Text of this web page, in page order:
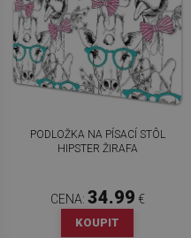
PODLOŽKA NA PÍSACÍ STÔL
HIPSTER ŽIRAFA
CENA: 34.99 €
KOUPIT